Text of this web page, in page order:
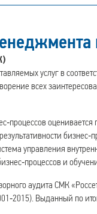
услуг в
всех
управления
и
аудита СМК
Выданный по